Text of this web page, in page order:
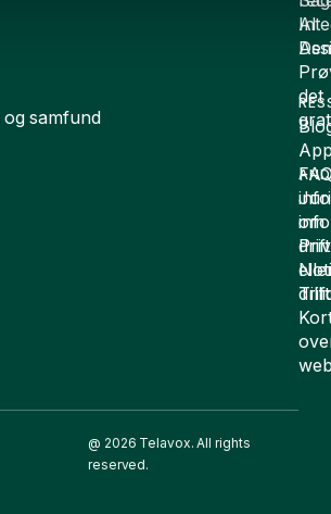
samfund
om
drift
AI
det
@ 2026 Telavox. All rights
reserved.